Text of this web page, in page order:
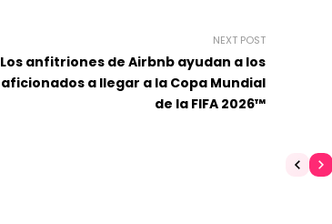
NEXT POST
Los anfitriones de Airbnb ayudan a los
aficionados a llegar a la Copa Mundial
de la FIFA 2026™